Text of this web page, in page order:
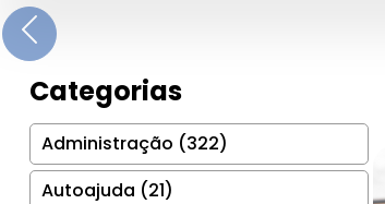
Previous
Categorias
Administração (322)
Autoajuda (21)